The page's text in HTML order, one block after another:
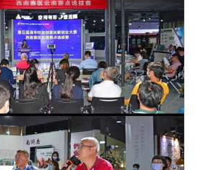
专业委员会
兴趣群体
西南联大校友会
捐赠纪事
捐赠方法
义工计划
《水木清华》
我要订阅
新媒体平台
清华人物
清华故事
青春风采
校友文苑
服务
终身学习
信息化服务
三创大赛
总会
总会简介
会长致辞
闭